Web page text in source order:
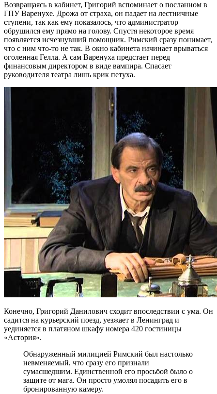
Возвращаясь в кабинет, Григорий вспоминает о посланном в
ГПУ Варенухе. Дрожа от страха, он падает на лестничные
ступени, так как ему показалось, что администратор
обрушился ему прямо на голову. Спустя некоторое время
появляется исчезнувший помощник. Римский сразу понимает,
что с ним что-то не так. В окно кабинета начинает врываться
оголенная Гелла. А сам Варенуха предстает перед
финансовым директором в виде вампира. Спасает
руководителя театра лишь крик петуха.
Конечно, Григорий Данилович сходит впоследствии с ума. Он
садится на курьерский поезд, уезжает в Ленинград и
уединяется в платяном шкафу номера 420 гостиницы
«Астория».
Обнаруженный милицией Римский был настолько
невменяемый, что сразу его признали
сумасшедшим. Единственной его просьбой было о
защите от мага. Он просто умолял посадить его в
бронированную камеру.